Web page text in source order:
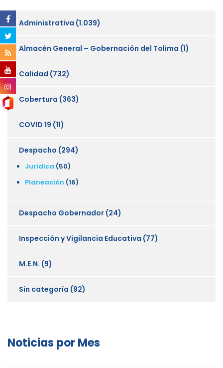
Administrativa (1.039)
Almacén General – Gobernación del Tolima (1)
Calidad (732)
Cobertura (363)
COVID 19 (11)
Despacho (294)
Juridica (50)
Planeación (16)
Despacho Gobernador (24)
Inspección y Vigilancia Educativa (77)
M.E.N. (9)
Sin categoría (92)
Noticias por Mes